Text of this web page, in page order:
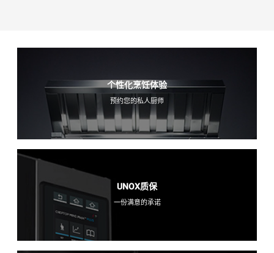
个性化烹饪体验
预约您的私人厨师
UNOX质保
一份满意的承诺